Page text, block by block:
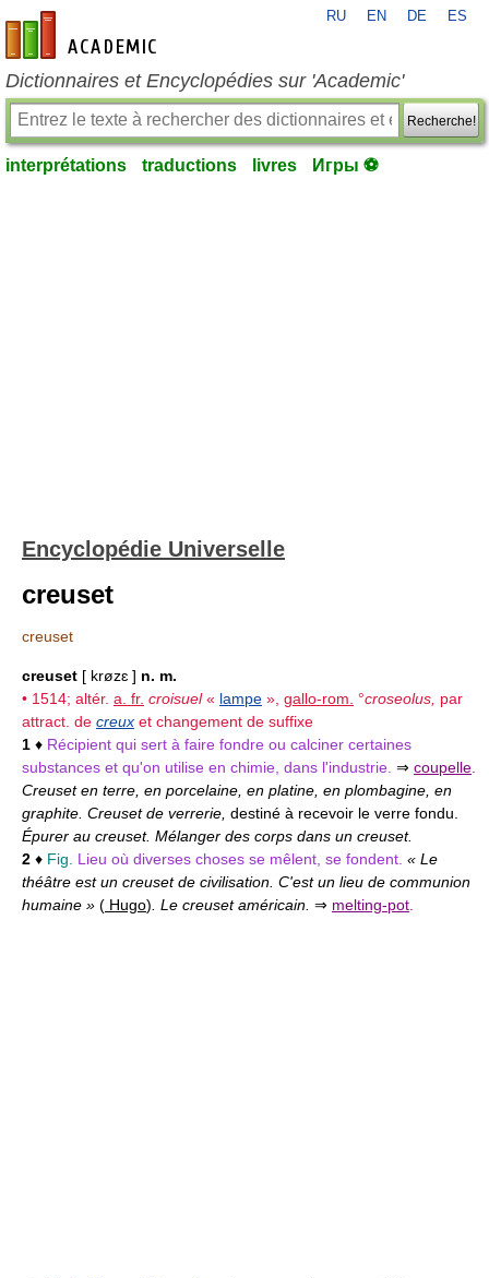
fr-academic.com
RU EN DE ES
Dictionnaires et Encyclopédies sur 'Academic'
Recherche!
interprétations traductions livres Игры ⚽
Encyclopédie Universelle
creuset
creuset
creuset [ krøzɛ ] n. m.
• 1514; altér. a. fr. croisuel« lampe », gallo-rom. °croseolus, par
attract. de creux et changement de suffixe
1 ♦ Récipient qui sert à faire fondre ou calciner certaines
substances et qu'on utilise en chimie, dans l'industrie. ⇒ coupelle
Creuset en terre, en porcelaine, en platine, en plombagine, en
graphite. Creuset de verrerie, destiné à recevoir le verre fondu.
Épurer au creuset. Mélanger des corps dans un creuset.
2 ♦ Fig. Lieu où diverses choses se mêlent, se fondent. « Le
théâtre est un creuset de civilisation. C'est un lieu de communion
humaine » ( Hugo) . Le creuset américain. ⇒ melting-pot